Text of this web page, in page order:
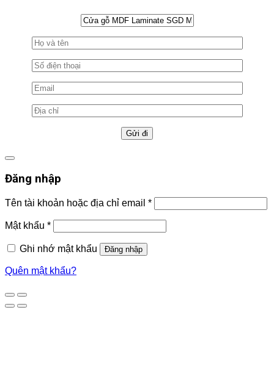
Đăng nhập
Tên tài khoản hoặc địa chỉ email *
Mật khẩu *
Ghi nhớ mật khẩu Đăng nhập
Quên mật khẩu?